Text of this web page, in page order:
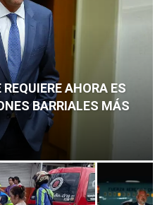
AHORA ES
BARRIALES MÁS